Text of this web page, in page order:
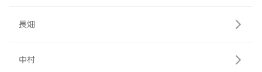
長畑
中村